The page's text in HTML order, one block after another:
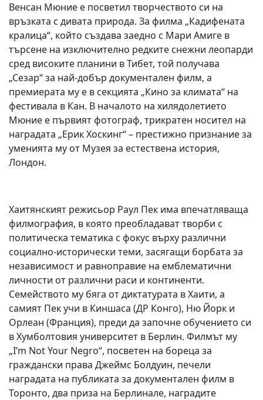
Венсан Мюние е посветил творчеството си на
връзката с дивата природа. За филма „Кадифената
кралица“, който създава заедно с Мари Амиге в
търсене на изключително редките снежни леопарди
сред високите планини в Тибет, той получава
„Сезар“ за най-добър документален филм, а
премиерата му е в секцията „Кино за климата“ на
фестивала в Кан. В началото на хилядолетието
Мюние е първият фотограф, трикратен носител на
наградата „Ерик Хоскинг“ – престижно признание за
уменията му от Музея за естествена история,
Лондон.
Хаитянският режисьор Раул Пек има впечатляваща
филмография, в която преобладават творби с
политическа тематика с фокус върху различни
социално-исторически теми, засягащи борбата за
независимост и равноправие на емблематични
личности от различни раси и континенти.
Семейството му бяга от диктатурата в Хаити, а
самият Пек учи в Киншаса (ДР Конго), Ню Йорк и
Орлеан (Франция), преди да започне обучението си
в Хумболтовия университет в Берлин. Филмът му
„I’m Not Your Negro“, посветен на бореца за
граждански права Джеймс Болдуин, печели
наградата на публиката за документален филм в
Торонто, два приза на Берлинале, наградите